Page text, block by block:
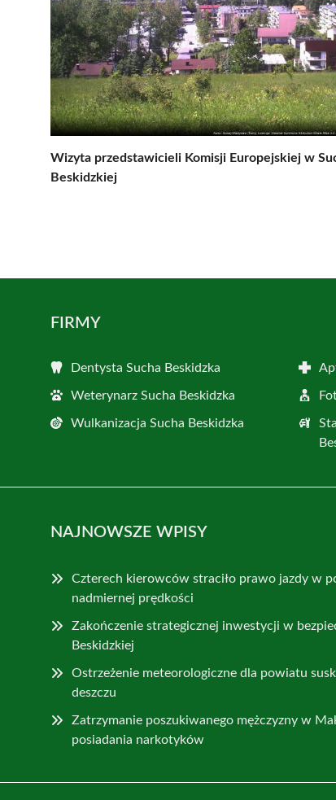
Wizyta przedstawicieli Komisji Europejskiej w
Beskidzkiej
FIRMY
Dentysta Sucha Beskidzka
Weterynarz Sucha Beskidzka
Wulkanizacja Sucha Beskidzka
NAJNOWSZE WPISY
Czterech kierowców straciło prawo jazdy w
nadmiernej prędkości
Zakończenie strategicznej inwestycji w
Beskidzkiej
Ostrzeżenie meteorologiczne dla powiatu
deszczu
Zatrzymanie poszukiwanego mężczyzny w
posiadania narkotyków